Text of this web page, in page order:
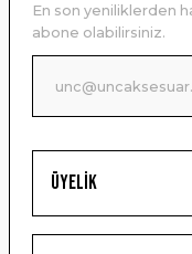
Ürün bilgilerinde
Ürün fiyatı diğer
Bu ürüne benzer
Üyelik
En son yeniliklerden
abone olabilirsiniz.